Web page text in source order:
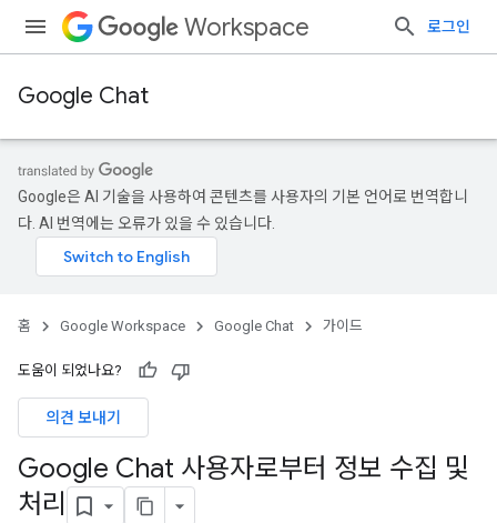
Workspace 로그인
Google Chat
Google은 AI 기술을 사용하여 콘텐츠를 사용자의 기본 언어로 번역합니
다. AI 번역에는 오류가 있을 수 있습니다.
홈 Google Workspace Google Chat 가이드
도움이 되었나요?
의견 보내기
Google Chat 사용자로부터 정보 수집 및
처리